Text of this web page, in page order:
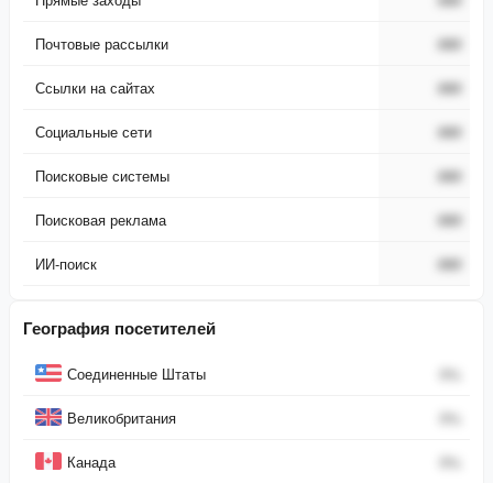
Почтовые рассылки ###
Ссылки на сайтах ###
Социальные сети ###
Поисковые системы ###
Поисковая реклама ###
ИИ-поиск ###
География посетителей
СтранаСоединенные Штаты 0%
Великобритания 0%
Канада 0%